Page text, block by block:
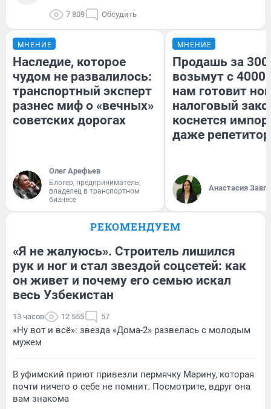
7 809 Обсудить
МНЕНИЕ
Наследие, которое
чудом не развалилось:
транспортный эксперт
разнес миф о «вечных»
советских дорогах
Олег Арефьев
Блогер, предприниматель,
владелец в транспортном
бизнесе
МНЕНИЕ
Продашь за
возьмут с
нам готовит
налоговый
коснется
даже
Анастасия
РЕКОМЕНДУЕМ
«Я не жалуюсь». Строитель лишился
рук и ног и стал звездой соцсетей: как
он живет и почему его семью искал
весь Узбекистан
13 часов 12 555 57
«Ну вот и всё»: звезда «Дома-2» развелась с молодым
мужем
В уфимский приют привезли пермячку Марину, которая
почти ничего о себе не помнит. Посмотрите, вдруг она
вам знакома